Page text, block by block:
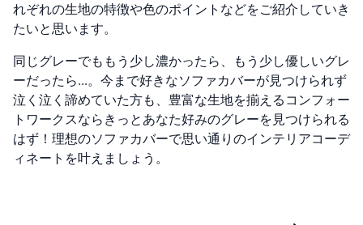
れぞれの生地の特徴や色のポイントなどをご紹介していき
たいと思います。
同じグレーでももう少し濃かったら、もう少し優しいグレ
ーだったら…。今まで好きなソファカバーが見つけられず
泣く泣く諦めていた方も、豊富な生地を揃えるコンフォー
トワークスならきっとあなた好みのグレーを見つけられる
はず！理想のソファカバーで思い通りのインテリアコーデ
ィネートを叶えましょう。